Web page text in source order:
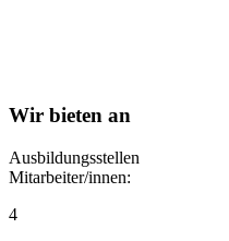
Wir bieten an
Ausbildungsstellen
Mitarbeiter/innen:
4